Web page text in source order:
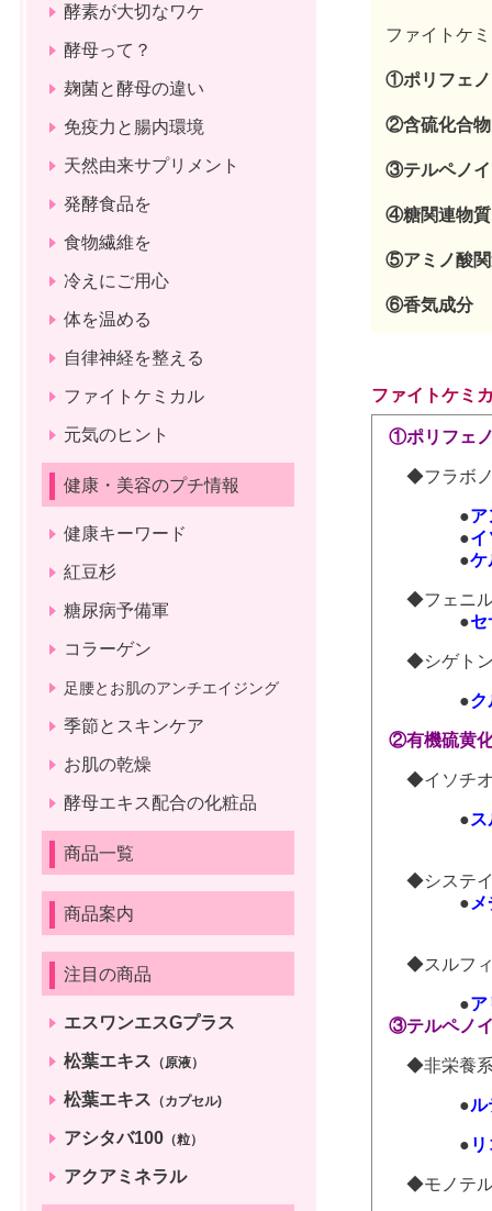
ファイトケ
①ポリフェ
②含硫化合
③テルペノ
④糖関連物
⑤アミノ酸
⑥香気成分
ファイトケミ
①ポリフェ
◆フラボ
●ア
●
●ケ
◆フェニル
●セ
◆シゲト
●ク
②有機硫黄
◆イソチオ
●
◆システイ
●
◆スルフ
●
③テルペノ
◆非栄養系
●ル
●
◆モノテル
酵素が大切なワケ
酵母って？
麹菌と酵母の違い
免疫力と腸内環境
天然由来サプリメント
発酵食品を
食物繊維を
冷えにご用心
体を温める
自律神経を整える
ファイトケミカル
元気のヒント
健康・美容のプチ情報
健康キーワード
紅豆杉
糖尿病予備軍
コラーゲン
足腰とお肌のアンチエイジング
季節とスキンケア
お肌の乾燥
酵母エキス配合の化粧品
商品一覧
商品案内
注目の商品
エスワンエスGプラス
松葉エキス （原液）
松葉エキス （カプセル)
アシタバ100 （粒）
アクアミネラル